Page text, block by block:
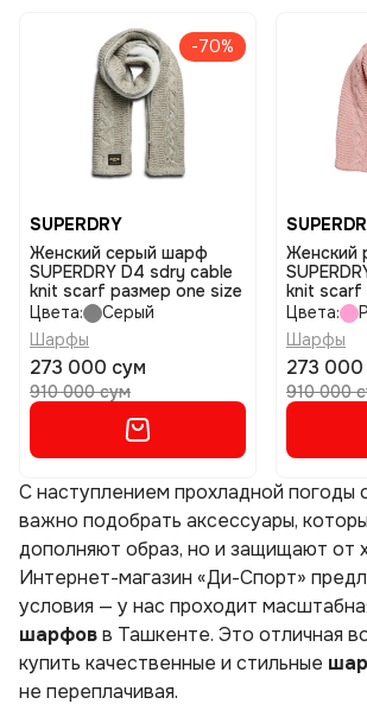
-70%
SUPERDRY
Женский серый шарф
SUPERDRY D4 sdry cable
knit scarf размер one size
Цвета:
Серый
Шарфы
273 000 сум
910 000 сум
Женский
knit scarf
Цвета:
Шарфы
273 000
910 000
С наступлением прохладной погоды
важно подобрать аксессуары,
дополняют образ, но и защищают от
Интернет-магазин «Ди-Спорт»
условия — у нас проходит
шарфовв Ташкенте. Это отличная
купить качественные и стильные
не переплачивая.